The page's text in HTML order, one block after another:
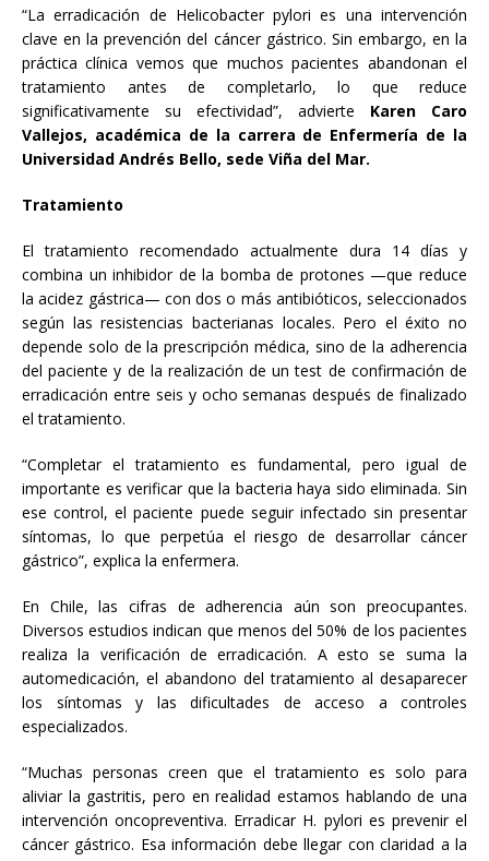
“La erradicación de Helicobacter pylori es una intervención
clave en la prevención del cáncer gástrico. Sin embargo, en la
práctica clínica vemos que muchos pacientes abandonan el
tratamiento antes de completarlo, lo que reduce
significativamente su efectividad”, advierte Karen Caro
Vallejos, académica de la carrera de Enfermería de la
Universidad Andrés Bello, sede Viña del Mar.
Tratamiento
El tratamiento recomendado actualmente dura 14 días y
combina un inhibidor de la bomba de protones —que reduce
la acidez gástrica— con dos o más antibióticos, seleccionados
según las resistencias bacterianas locales. Pero el éxito no
depende solo de la prescripción médica, sino de la adherencia
del paciente y de la realización de un test de confirmación de
erradicación entre seis y ocho semanas después de finalizado
el tratamiento.
“Completar el tratamiento es fundamental, pero igual de
importante es verificar que la bacteria haya sido eliminada. Sin
ese control, el paciente puede seguir infectado sin presentar
síntomas, lo que perpetúa el riesgo de desarrollar cáncer
gástrico”, explica la enfermera.
En Chile, las cifras de adherencia aún son preocupantes.
Diversos estudios indican que menos del 50% de los pacientes
realiza la verificación de erradicación. A esto se suma la
automedicación, el abandono del tratamiento al desaparecer
los síntomas y las dificultades de acceso a controles
especializados.
“Muchas personas creen que el tratamiento es solo para
aliviar la gastritis, pero en realidad estamos hablando de una
intervención oncopreventiva. Erradicar H. pylori es prevenir el
cáncer gástrico. Esa información debe llegar con claridad a la